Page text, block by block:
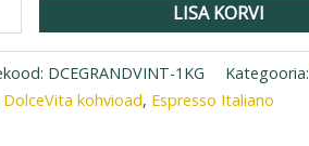
LISA KORVI
DCEGRANDVINT-1KG Kategooria:
DolceVita kohvioad, Espresso Italiano